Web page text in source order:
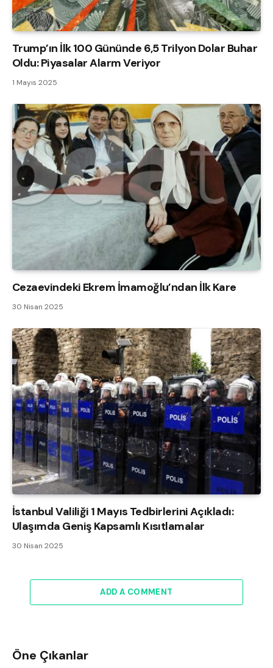
Trump’ın İlk 100 Gününde 6,5 Trilyon Dolar Buhar
Oldu: Piyasalar Alarm Veriyor
1 Mayıs 2025
Cezaevindeki Ekrem İmamoğlu’ndan İlk Kare
30 Nisan 2025
İstanbul Valiliği 1 Mayıs Tedbirlerini Açıkladı:
Ulaşımda Geniş Kapsamlı Kısıtlamalar
30 Nisan 2025
ADD A COMMENT
Öne Çıkanlar